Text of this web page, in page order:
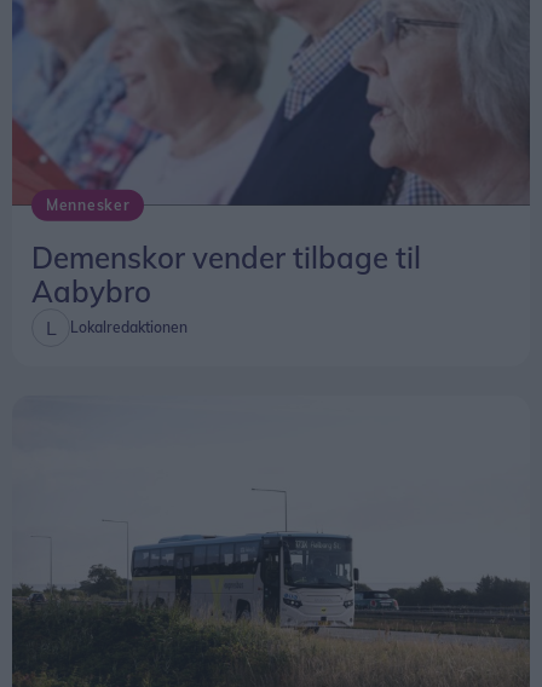
Mennesker
Demenskor vender tilbage til
Aabybro
Lokalredaktionen